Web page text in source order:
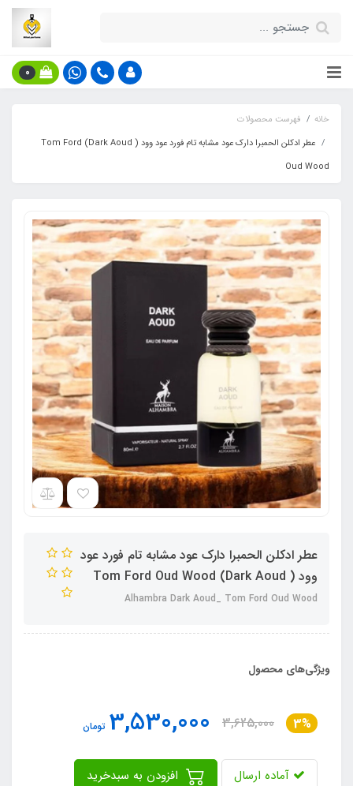
0
خانه
فهرست محصولات
عطر ادکلن الحمبرا دارک عود مشابه تام فورد عود وود ( Dark Aoud) Tom Ford
Oud Wood
عطر ادکلن الحمبرا دارک عود مشابه تام فورد عود
وود ( Dark Aoud) Tom Ford Oud Wood
Alhambra Dark Aoud_ Tom Ford Oud Wood
ویژگی‌های محصول
3%
3,625,000
3,530,000 تومان
آماده ارسال